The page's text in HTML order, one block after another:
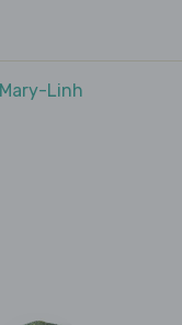
Mary-Linh